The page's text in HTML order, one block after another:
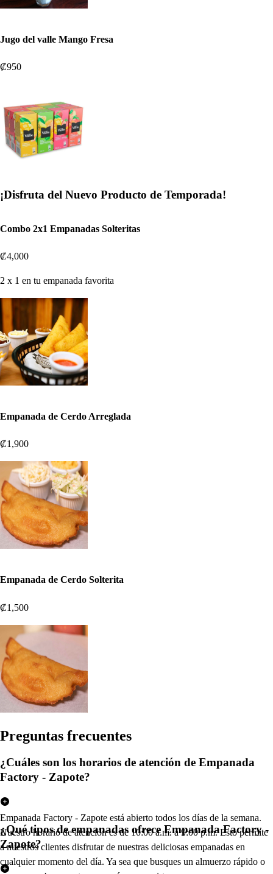
Jugo del valle Mango Fresa
₡950
¡Disfruta del Nuevo Producto de Temporada!
Combo 2x1 Empanadas Solteritas
₡4,000
2 x 1 en tu empanada favorita
Empanada de Cerdo Arreglada
₡1,900
Empanada de Cerdo Solterita
₡1,500
Preguntas frecuentes
¿Cuáles son los horarios de atención de Empanada
Factory - Zapote?
Empanada Factory - Zapote está abierto todos los días de la semana.
Nuestro horario de atención es de 10:00 a.m. a 9:00 p.m. Esto permite
a nuestros clientes disfrutar de nuestras deliciosas empanadas en
cualquier momento del día. Ya sea que busques un almuerzo rápido o
¿Qué tipos de empanadas ofrece Empanada Factory -
Zapote?